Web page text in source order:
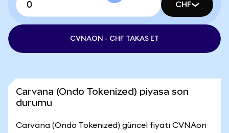
CHF
CVNAON - CHF TAKAS ET
Carvana (Ondo Tokenized) piyasa son
durumu
Carvana (Ondo Tokenized) güncel fiyatı CVNAon